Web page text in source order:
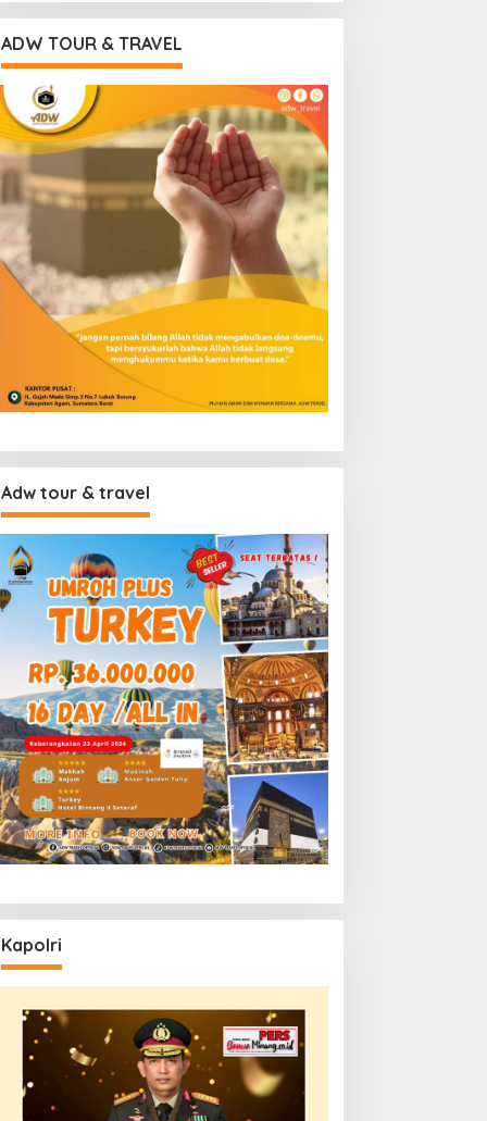
ADW TOUR & TRAVEL
Adw tour & travel
Kapolri